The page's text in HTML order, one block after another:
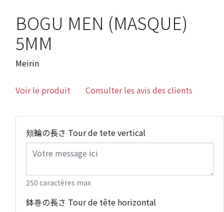
BOGU MEN (MASQUE)
5MM
Meirin
Voir le produit Consulter les avis des clients
頬輪の長さ Tour de tete vertical
250 caractères max
鉢巻の長さ Tour de tête horizontal